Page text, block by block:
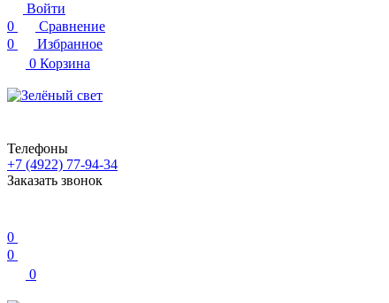
Войти
0
Сравнение
0
Избранное
0 Корзина
Телефоны
+7 (4922) 77-94-34
Заказать звонок
0
0
0